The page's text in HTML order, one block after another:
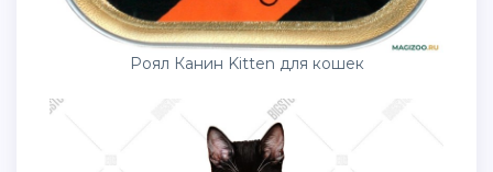
Роял Канин Kitten для кошек